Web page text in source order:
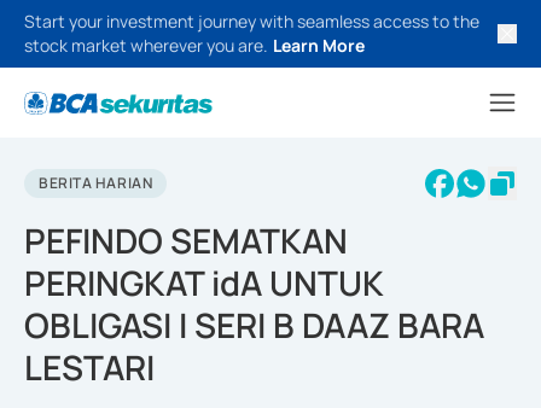
Start your investment journey with seamless access to the
stock market wherever you are. Learn More
BERITA HARIAN
PEFINDO SEMATKAN
PERINGKAT idA UNTUK
OBLIGASI I SERI B DAAZ BARA
LESTARI